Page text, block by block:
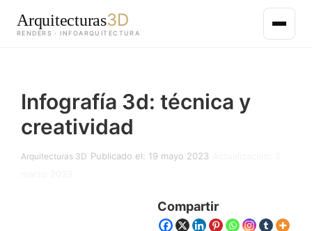
Arquitecturas3D
RENDERS · INFOARQUITECTURA
contenido
Infografía 3d: técnica y
creatividad
Arquitecturas 3D Publicado el: 19 mayo 2023
Compartir